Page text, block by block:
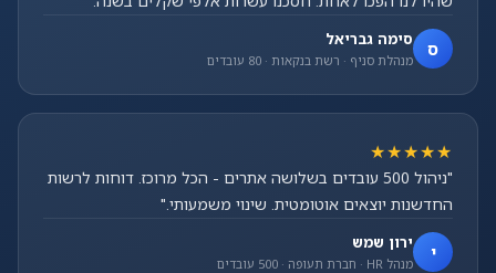
ס סימה גבריאל
מנהלת סניף · רשת בנקאות · 80 עובדים
★★★★★
"ניהול 500 עובדים בשלושה אתרים - הכל מרוכז. דוחות לרשות
החדשנות יוצאים אוטומטית. שינוי משמעותי."
י ירון שמש
מנהל HR · חברת תעופה · 500 עובדים